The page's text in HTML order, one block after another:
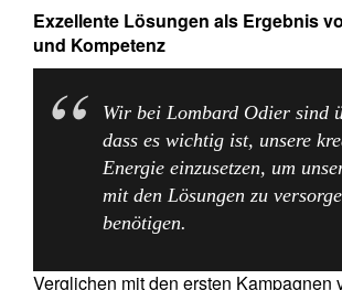
Exzellente Lösungen als Ergebnis
und Kompetenz
Wir bei Lombard Odier sind
dass es wichtig ist, unsere
Energie einzusetzen, um
mit den Lösungen zu
benötigen.
Verglichen mit den ersten Kampagnen